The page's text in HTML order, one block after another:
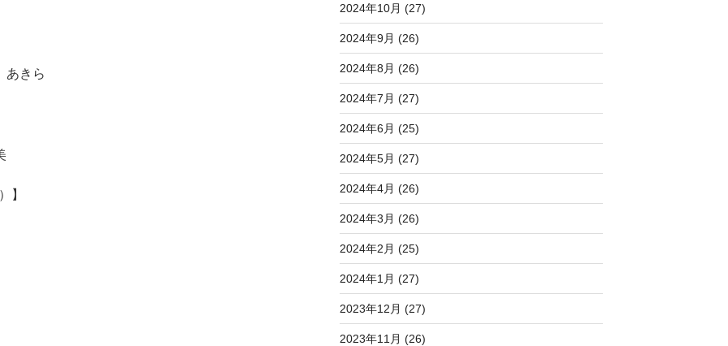
きら
】
2024年10月 (27)
2024年9月 (26)
2024年8月 (26)
2024年7月 (27)
2024年6月 (25)
2024年5月 (27)
2024年4月 (26)
2024年3月 (26)
2024年2月 (25)
2024年1月 (27)
2023年12月 (27)
2023年11月 (26)